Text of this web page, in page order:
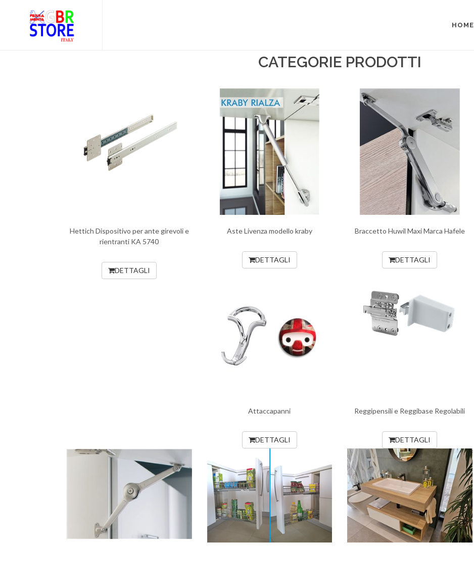
HOME
CATEGORIE PRODOTTI
Hettich Dispositivo per ante girevoli e
rientranti KA 5740
DETTAGLI
Aste Livenza modello kraby
DETTAGLI
Braccetto Huwil Maxi Marca Hafele
DETTAGLI
Attaccapanni
DETTAGLI
Reggipensili e Reggibase Regolabili
DETTAGLI